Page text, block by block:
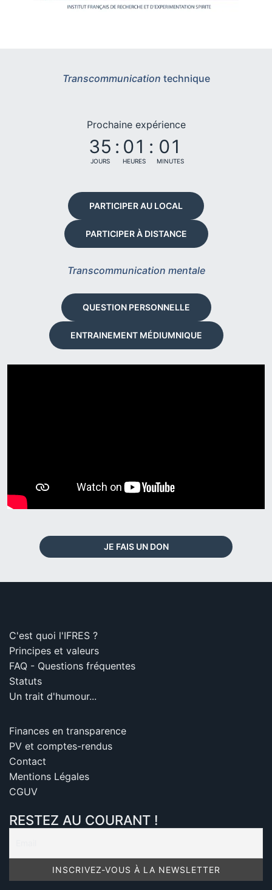
Transcommunication technique
Prochaine expérience
35
JOURS
: 01
HEURES
: 01
MINUTES
PARTICIPER AU LOCAL
PARTICIPER À DISTANCE
Transcommunication mentale
QUESTION PERSONNELLE
ENTRAINEMENT MÉDIUMNIQUE
JE FAIS UN DON
C'est quoi l'IFRES ?
Principes et valeurs
FAQ - Questions fréquentes
Statuts
Un trait d'humour...
Finances en transparence
PV et comptes-rendus
Contact
Mentions Légales
CGUV
RESTEZ AU COURANT !